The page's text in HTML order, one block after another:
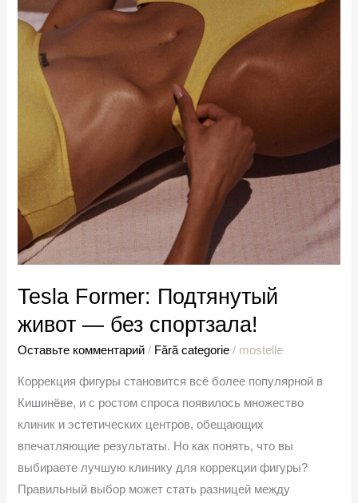
Tesla Former: Подтянутый
живот — без спортзала!
Оставьте комментарий / Fără categorie / mostelle
Коррекция фигуры становится всё более популярной в
Кишинёве, и с ростом спроса появилось множество
клиник и эстетических центров, обещающих
впечатляющие результаты. Но как понять, что вы
выбираете лучшую клинику для коррекции фигуры?
Правильный выбор может стать разницей между